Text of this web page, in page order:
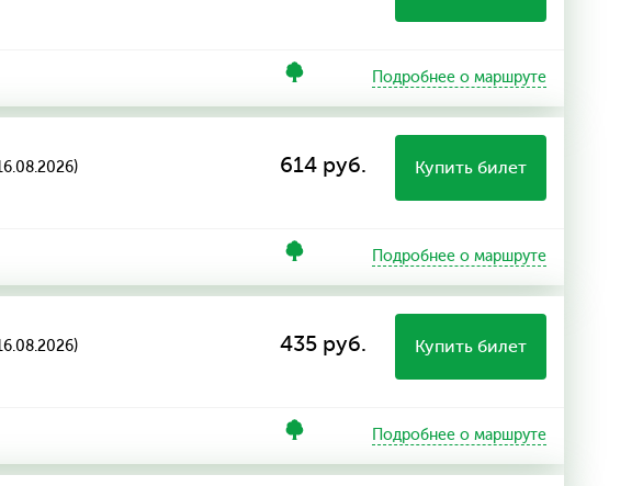
Подробнее о маршруте
614 руб. Купить билет
Подробнее о маршруте
435 руб. Купить билет
Подробнее о маршруте